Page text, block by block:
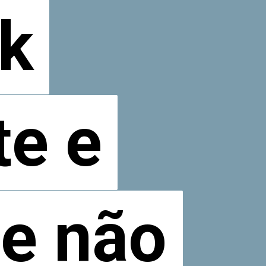
e
não
e
não